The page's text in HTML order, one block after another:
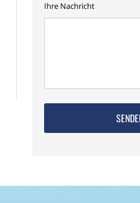
Ihre Nachricht